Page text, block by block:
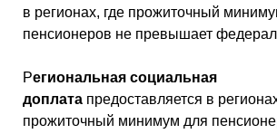
в регионах, где прожиточный
пенсионеров не превышает
Региональная социальная
доплатапредоставляется в
прожиточный минимум для